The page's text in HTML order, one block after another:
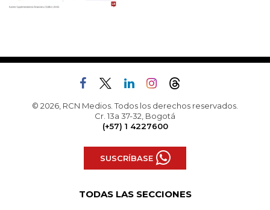
© 2026, RCN Medios. Todos los derechos reservados.
Cr. 13a 37-32, Bogotá
(+57) 1 4227600
SUSCRÍBASE
TODAS LAS SECCIONES